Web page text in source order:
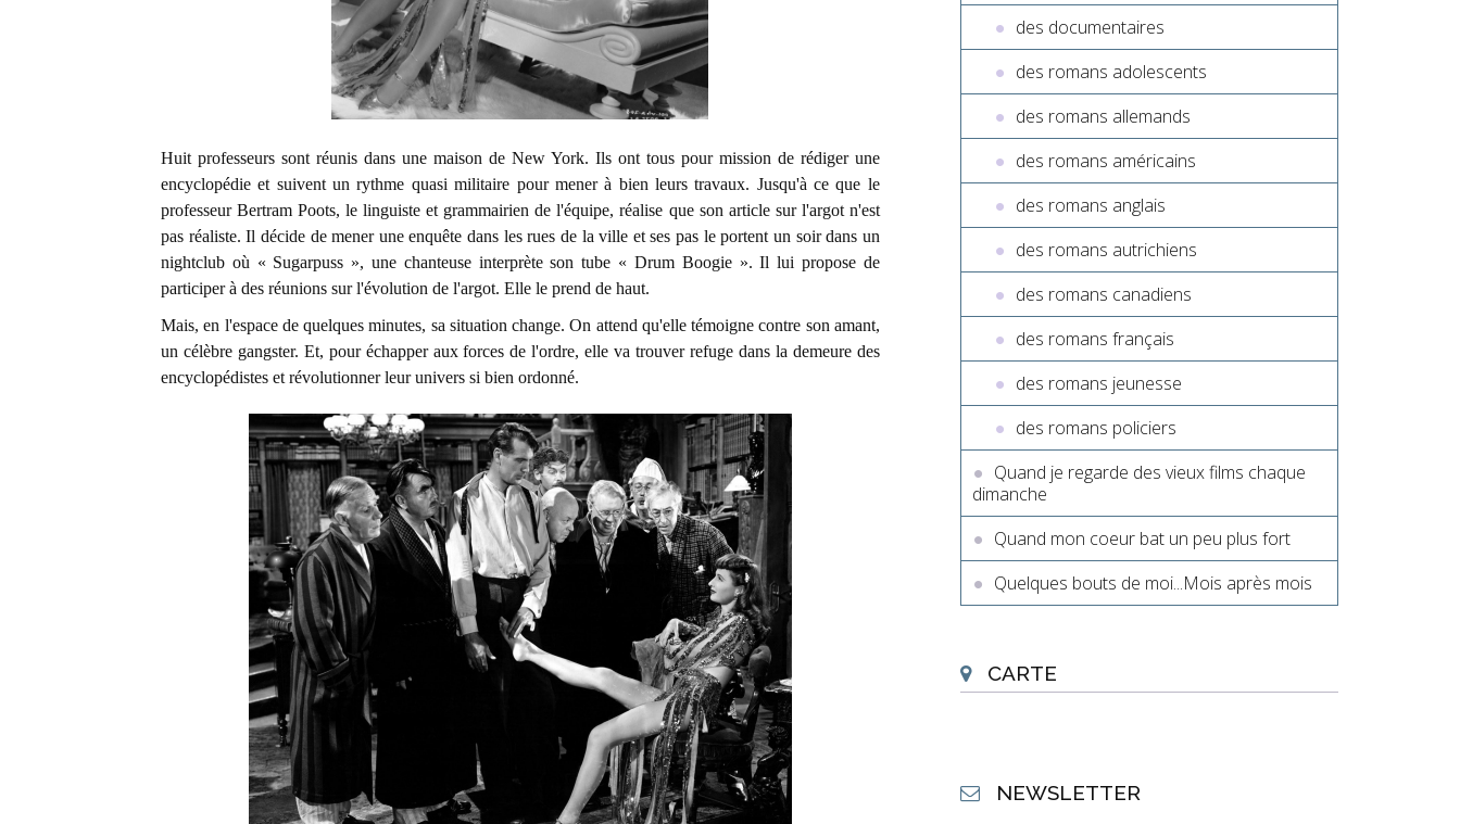
Huit professeurs sont réunis dans une maison de New York. Ils ont tous pour mission de rédiger une
encyclopédie et suivent un rythme quasi militaire pour mener à bien leurs travaux. Jusqu'à ce que le
professeur Bertram Poots, le linguiste et grammairien de l'équipe, réalise que son article sur l'argot n'est
pas réaliste. Il décide de mener une enquête dans les rues de la ville et ses pas le portent un soir dans un
nightclub où « Sugarpuss », une chanteuse interprète son tube « Drum Boogie ». Il lui propose de
participer à des réunions sur l'évolution de l'argot. Elle le prend de haut.
Mais, en l'espace de quelques minutes, sa situation change. On attend qu'elle témoigne contre son amant,
un célèbre gangster. Et, pour échapper aux forces de l'ordre, elle va trouver refuge dans la demeure des
encyclopédistes et révolutionner leur univers si bien ordonné.
des documentaires
des romans adolescents
des romans allemands
des romans américains
des romans anglais
des romans autrichiens
des romans canadiens
des romans français
des romans jeunesse
des romans policiers
Quand je regarde des vieux films chaque
dimanche
Quand mon coeur bat un peu plus fort
Quelques bouts de moi...Mois après mois
CARTE
NEWSLETTER